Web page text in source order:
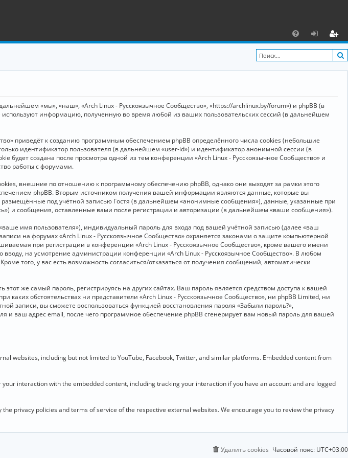
F
A
х
о
ег
и
«мы», «наш», «Arch Linux - Русскоязычное Сообщество», «https://archlinux.by/forum») и phpBB (в
информацию, полученную во время любой из ваших пользовательских сессий (в дальнейшем
приведёт к созданию программным обеспечением phpBB определённого числа cookies (небольшие
идентификатор пользователя (в дальнейшем «user-id») и идентификатор анонимной сессии (в
создана после просмотра одной из тем конференции «Arch Linux - Русскоязычное Сообщество» и
работы с форумами.
внешние по отношению к программному обеспечению phpBB, однако они выходят за рамки этого
phpBB. Вторым источником получения вашей информации являются данные, которые вы
под учётной записью Гостя (в дальнейшем «анонимные сообщения»), данные, указанные при
и сообщения, оставленные вами после регистрации и авторизации (в дальнейшем «ваши сообщения»).
имя пользователя»), индивидуальный пароль для входа под вашей учётной записью (далее «ваш
на форумах «Arch Linux - Русскоязычное Сообщество» охраняется законами о защите компьютерной
при регистрации в конференции «Arch Linux - Русскоязычное Сообщество», кроме вашего имени
на усмотрение администрации конференции «Arch Linux - Русскоязычное Сообщество». В любом
того, у вас есть возможность согласиться/отказаться от получения сообщений, автоматически
же самый пароль, регистрируясь на других сайтах. Ваш пароль является средством доступа к вашей
каких обстоятельствах ни представители «Arch Linux - Русскоязычное Сообщество», ни phpBB Limited, ни
записи, вы сможете воспользоваться функцией восстановления пароля «Забыли пароль?»,
ваш адрес email, после чего программное обеспечение phpBB сгенерирует вам новый пароль для вашей
websites, including but not limited to YouTube, Facebook, Twitter, and similar platforms. Embedded content from
interaction with the embedded content, including tracking your interaction if you have an account and are logged
privacy policies and terms of service of the respective external websites. We encourage you to review the privacy
Часовой пояс: UTC+03:00
Удалить cookies